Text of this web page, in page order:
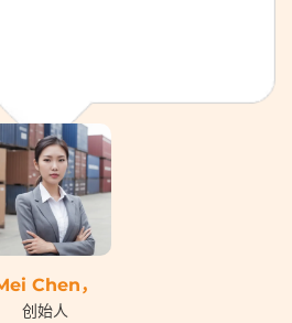
Chen，
创始人